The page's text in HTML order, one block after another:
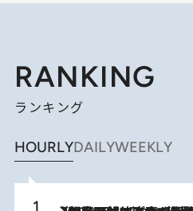
RANKING
ランキング
HOURLYDAILYWEEKLY